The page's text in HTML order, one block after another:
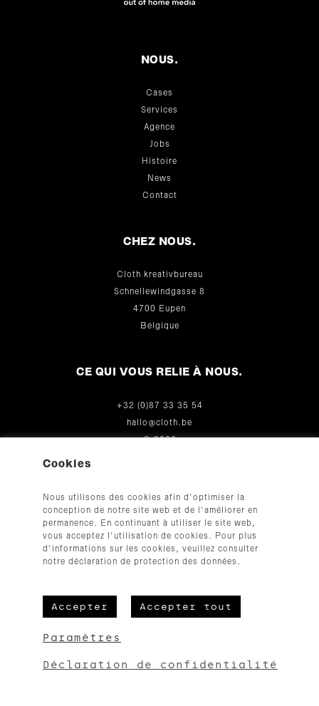
NOUS.
Cases
Services
Agence
Jobs
Histoire
News
Contact
CHEZ NOUS.
Cloth kreativbureau
Schnellewindgasse 8
4700 Eupen
Belgique
CE QUI VOUS RELIE À NOUS.
+32 (0)87 33 35 54
hallo@cloth.be
© 2026
Erreur :Formulaire de contact non trouvé !
Cookies
Nous utilisons des cookies afin d'optimiser la
conception de notre site web et de l'améliorer en
permanence. En continuant à utiliser le site web,
vous acceptez l'utilisation de cookies. Pour plus
d'informations sur les cookies, veuillez consulter
notre déclaration de protection des données.
Accepter Accepter tout
Paramètres
Déclaration de confidentialité